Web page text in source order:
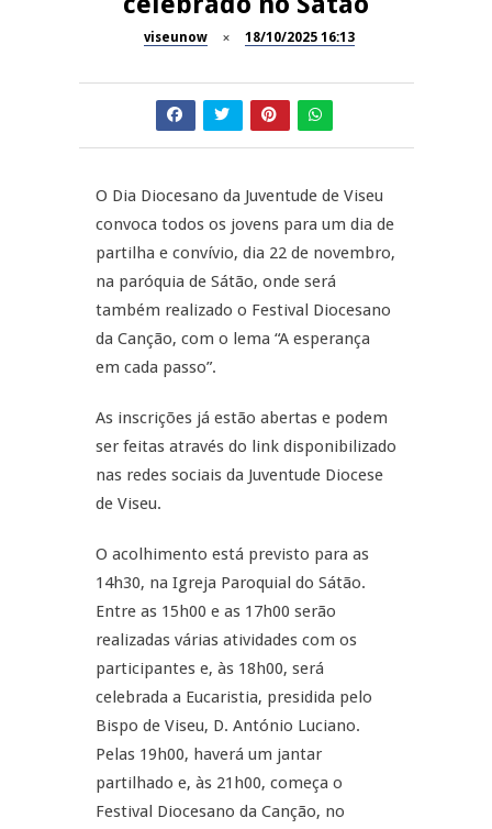
do Castelo
11º Encontro Gastronómico
Amador de Abrunhosa-a-Velha
Now Opinião – Manuela
Exames Nacionais
Tradidanças em São Pedro do
Sul
A Juiz Esclarece – Medidas a
executar no meio natural de
vida (II)
viseunow 18/10/2025 16:13
O Dia Diocesano da Juventude de Viseu
convoca todos os jovens para um dia de
partilha e convívio, dia 22 de novembro,
na paróquia de Sátão, onde será
também realizado o Festival Diocesano
da Canção, com o lema “A esperança
em cada passo”.
As inscrições já estão abertas e podem
ser feitas através do link disponibilizado
nas redes sociais da Juventude Diocese
de Viseu.
O acolhimento está previsto para as
14h30, na Igreja Paroquial do Sátão.
Entre as 15h00 e as 17h00 serão
realizadas várias atividades com os
participantes e, às 18h00, será
celebrada a Eucaristia, presidida pelo
Bispo de Viseu, D. António Luciano.
Pelas 19h00, haverá um jantar
partilhado e, às 21h00, começa o
Festival Diocesano da Canção, no